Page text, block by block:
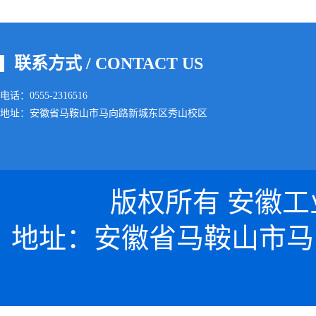
联系方式 / CONTACT US
电话：0555-2316516
地址：安徽省马鞍山市马向路新城东区秀山校区
版权所有 安徽
地址：安徽省马鞍山市